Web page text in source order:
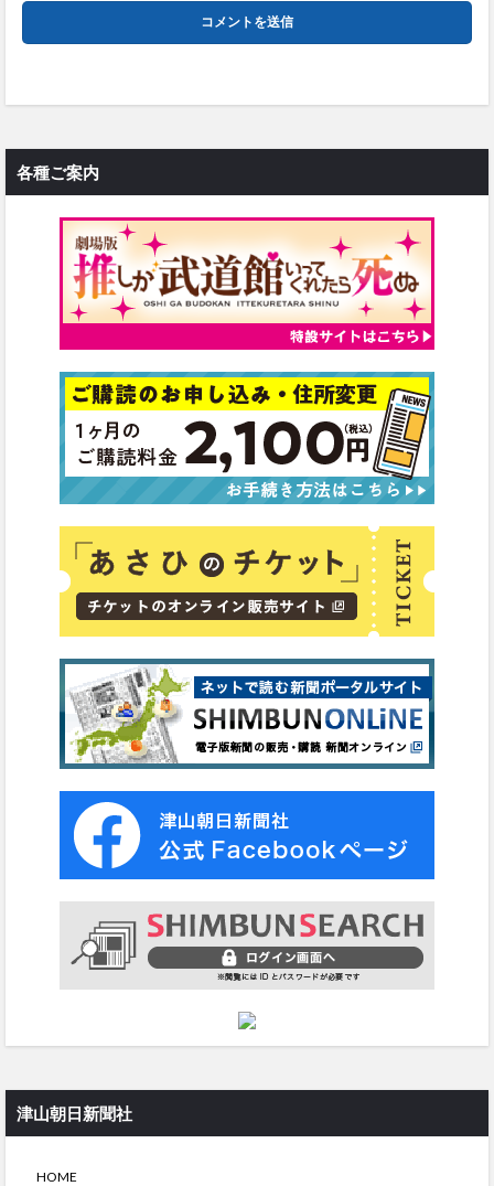
各種ご案内
津山朝日新聞社
HOME